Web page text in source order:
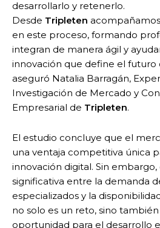
desarrollarlo y retenerlo.
Desde Tripleten
en este proceso, formando
integran de manera ágil y
innovación que define el futuro
aseguró Natalia Barragán,
Investigación de Mercado y
Empresarial de Tripleten.
El estudio concluye que el
una ventaja competitiva única
innovación digital. Sin
significativa entre la demanda
especializados y la
no solo es un reto, sino
oportunidad para el desarrollo